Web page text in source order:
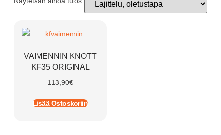
VAIMENNIN KNOTT
KF35 ORIGINAL
113,90€
Lisää Ostoskoriin